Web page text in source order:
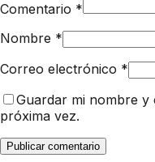
Comentario *
Nombre *
Correo electrónico *
Guardar mi nombre
próxima vez.